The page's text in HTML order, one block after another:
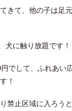
きて、他の子は足
犬に触り放題です！
でして、ふれあい
！
禁止区域に入ろう